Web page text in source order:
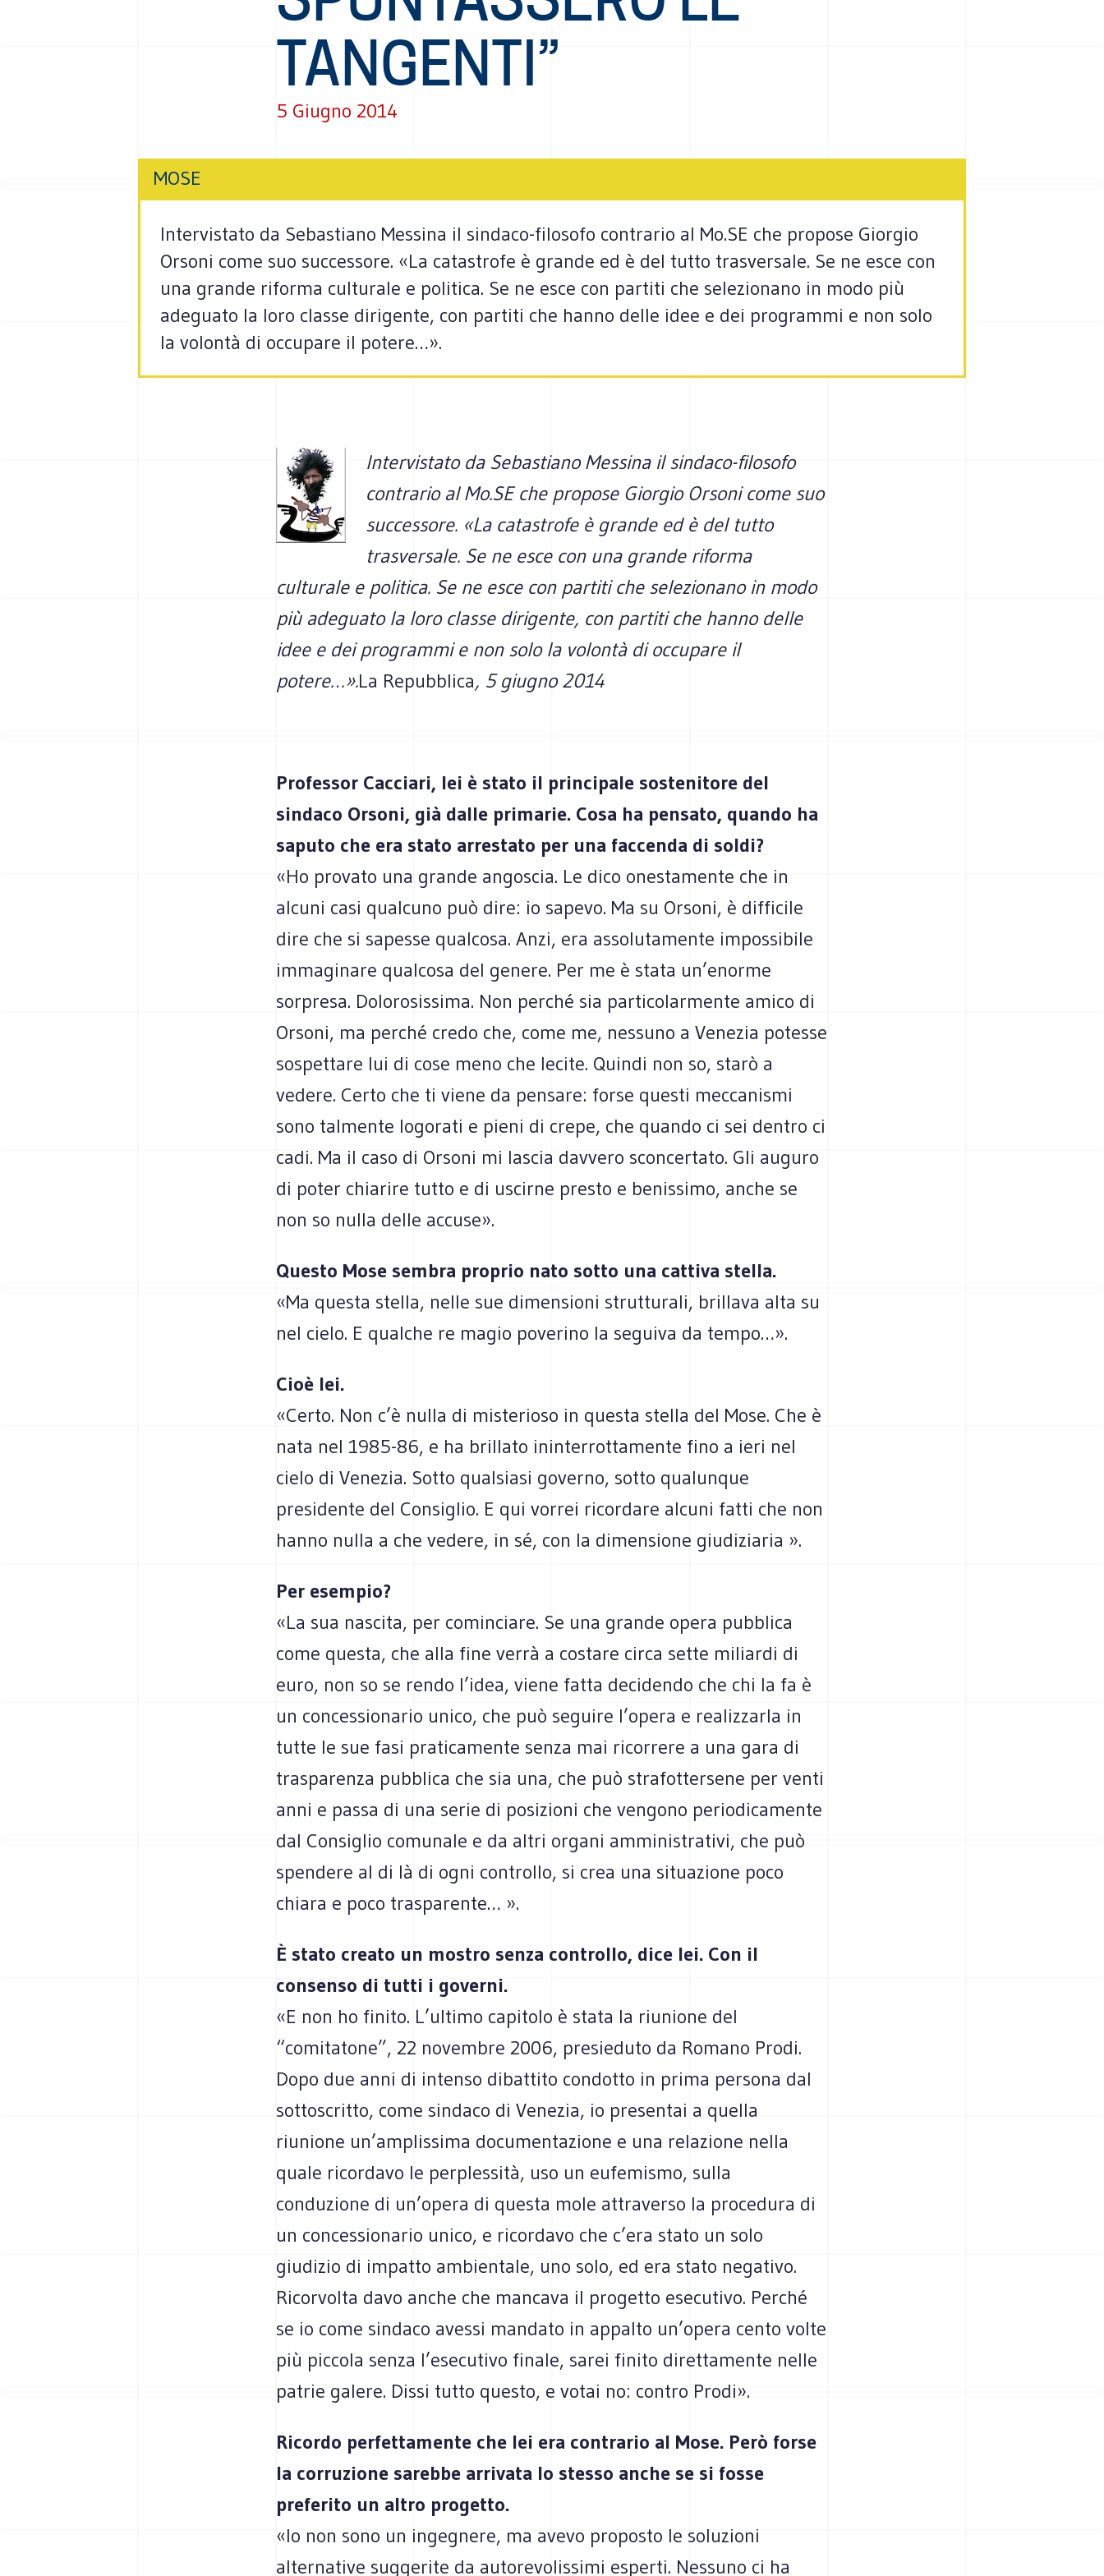
TANGENTI”
5 Giugno 2014
MOSE
Intervistato da Sebastiano Messina il sindaco-filosofo contrario al Mo.SE che propose Giorgio
Orsoni come suo successore. «La catastrofe è grande ed è del tutto trasversale. Se ne esce con
una grande riforma culturale e politica. Se ne esce con partiti che selezionano in modo più
adeguato la loro classe dirigente, con partiti che hanno delle idee e dei programmi e non solo
la volontà di occupare il potere…».
Intervistato da Sebastiano Messina il sindaco-filosofo
contrario al Mo.SE che propose Giorgio Orsoni come suo
successore. «La catastrofe è grande ed è del tutto
trasversale. Se ne esce con una grande riforma
culturale e politica. Se ne esce con partiti che selezionano in modo
più adeguato la loro classe dirigente, con partiti che hanno delle
idee e dei programmi e non solo la volontà di occupare il
potere…».La Repubblica, 5 giugno 2014
Professor Cacciari, lei è stato il principale sostenitore del
sindaco Orsoni, già dalle primarie. Cosa ha pensato, quando ha
saputo che era stato arrestato per una faccenda di soldi?
«Ho provato una grande angoscia. Le dico onestamente che in
alcuni casi qualcuno può dire: io sapevo. Ma su Orsoni, è difficile
dire che si sapesse qualcosa. Anzi, era assolutamente impossibile
immaginare qualcosa del genere. Per me è stata un’enorme
sorpresa. Dolorosissima. Non perché sia particolarmente amico di
Orsoni, ma perché credo che, come me, nessuno a Venezia potesse
sospettare lui di cose meno che lecite. Quindi non so, starò a
vedere. Certo che ti viene da pensare: forse questi meccanismi
sono talmente logorati e pieni di crepe, che quando ci sei dentro ci
cadi. Ma il caso di Orsoni mi lascia davvero sconcertato. Gli auguro
di poter chiarire tutto e di uscirne presto e benissimo, anche se
non so nulla delle accuse».
Questo Mose sembra proprio nato sotto una cattiva stella.
«Ma questa stella, nelle sue dimensioni strutturali, brillava alta su
nel cielo. E qualche re magio poverino la seguiva da tempo…».
Cioè lei.
«Certo. Non c’è nulla di misterioso in questa stella del Mose. Che è
nata nel 1985-86, e ha brillato ininterrottamente fino a ieri nel
cielo di Venezia. Sotto qualsiasi governo, sotto qualunque
presidente del Consiglio. E qui vorrei ricordare alcuni fatti che non
hanno nulla a che vedere, in sé, con la dimensione giudiziaria ».
Per esempio?
«La sua nascita, per cominciare. Se una grande opera pubblica
come questa, che alla fine verrà a costare circa sette miliardi di
euro, non so se rendo l’idea, viene fatta decidendo che chi la fa è
un concessionario unico, che può seguire l’opera e realizzarla in
tutte le sue fasi praticamente senza mai ricorrere a una gara di
trasparenza pubblica che sia una, che può strafottersene per venti
anni e passa di una serie di posizioni che vengono periodicamente
dal Consiglio comunale e da altri organi amministrativi, che può
spendere al di là di ogni controllo, si crea una situazione poco
chiara e poco trasparente… ».
È stato creato un mostro senza controllo, dice lei. Con il
consenso di tutti i governi.
«E non ho finito. L’ultimo capitolo è stata la riunione del
“comitatone”, 22 novembre 2006, presieduto da Romano Prodi.
Dopo due anni di intenso dibattito condotto in prima persona dal
sottoscritto, come sindaco di Venezia, io presentai a quella
riunione un’amplissima documentazione e una relazione nella
quale ricordavo le perplessità, uso un eufemismo, sulla
conduzione di un’opera di questa mole attraverso la procedura di
un concessionario unico, e ricordavo che c’era stato un solo
giudizio di impatto ambientale, uno solo, ed era stato negativo.
Ricorvolta davo anche che mancava il progetto esecutivo. Perché
se io come sindaco avessi mandato in appalto un’opera cento volte
più piccola senza l’esecutivo finale, sarei finito direttamente nelle
patrie galere. Dissi tutto questo, e votai no: contro Prodi».
Ricordo perfettamente che lei era contrario al Mose. Però forse
la corruzione sarebbe arrivata lo stesso anche se si fosse
preferito un altro progetto.
«Io non sono un ingegnere, ma avevo proposto le soluzioni
alternative suggerite da autorevolissimi esperti. Nessuno ci ha